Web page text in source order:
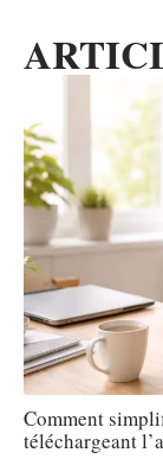
Comment
téléchargeant